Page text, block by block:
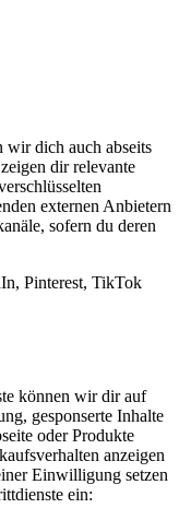
dich auch abseits
dir relevante
externen Anbietern
sofern du deren
Pinterest, TikTok
können wir dir auf
gesponserte Inhalte
oder Produkte
anzeigen
Einwilligung setzen
ein: